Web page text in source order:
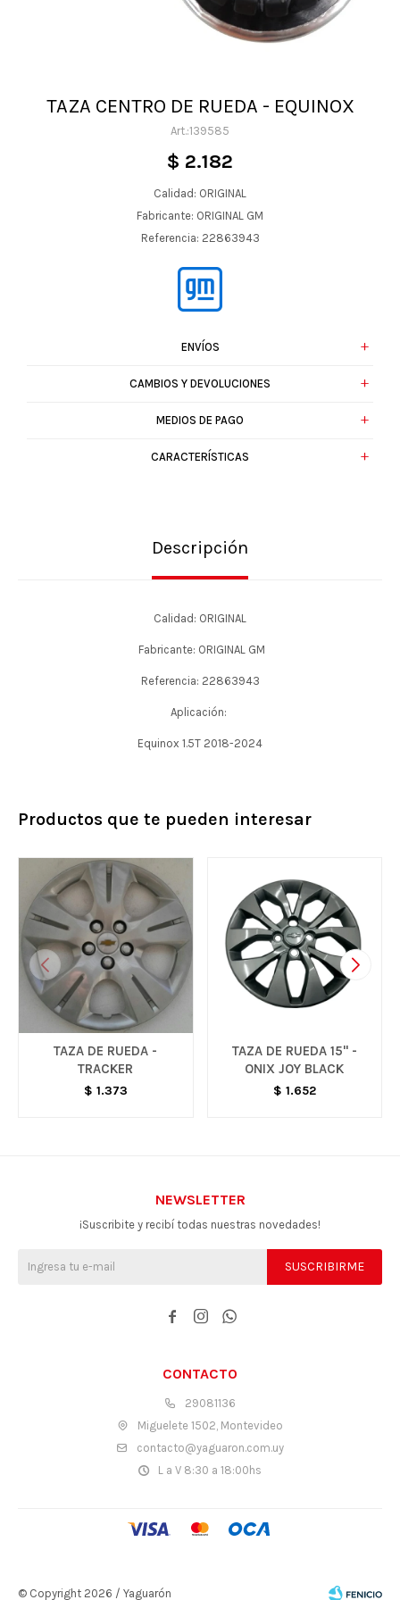
TAZA CENTRO DE RUEDA - EQUINOX
139585
$ 2.182
Calidad: ORIGINAL
Fabricante: ORIGINAL GM
Referencia: 22863943
ENVÍOS
CAMBIOS Y DEVOLUCIONES
MEDIOS DE PAGO
CARACTERÍSTICAS
Descripción
Calidad: ORIGINAL
Fabricante: ORIGINAL GM
Referencia: 22863943
Aplicación:
Equinox 1.5T 2018-2024
Productos que te pueden interesar
TAZA DE RUEDA -
TRACKER
$ 1.373
TAZA DE RUEDA 15'' -
ONIX JOY BLACK
$ 1.652
CONTACTO
29081136
Miguelete 1502, Montevideo
contacto@yaguaron.com.uy
L a V 8:30 a 18:00hs
NEWSLETTER
¡Suscribite y recibí todas nuestras novedades!
SUSCRIBIRME
  
© Copyright 2026 / Yaguarón